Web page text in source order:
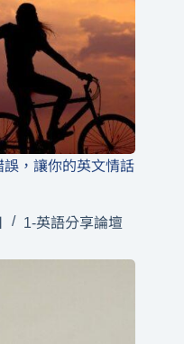
，讓你的英文情話
1-英語分享論壇